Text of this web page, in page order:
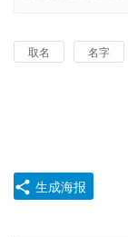
取名 名字
生成海报